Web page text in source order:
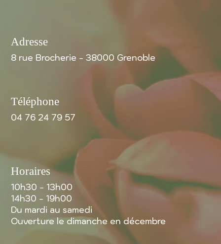
Adresse
8 rue Brocherie - 38000 Grenoble
Téléphone
04 76 24 79 57
Horaires
10h30 - 13h00
14h30 - 19h00
Du mardi au samedi
Ouverture le dimanche en décembre